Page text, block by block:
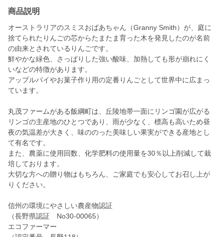
商品説明
オーストラリアのスミスおばあちゃん（Granny Smith）が、庭に
捨てられたりんごの芯からたまたま育った木を発見したのが名前
の由来とされているりんごです。
鮮やかな緑色、さっぱりした強い酸味、加熱しても形が崩れにく
いなどの特徴があります。
アップルパイやお菓子作り用の定番りんごとして世界中に広まっ
ています。
丸茂ファームがある飯綱町は、丘陵地帯一面にリンゴ園が広がる
リンゴの主産地のひとつであり、雨が少なく、標高も高いため昼
夜の気温差が大きく、味ののった美味しい果実ができる産地とし
て有名です。
また、農薬に使用回数、化学肥料の使用量を30％以上削減して栽
培しております。
大切な方への贈り物はもちろん、ご家庭でも安心してお召し上が
りください。
信州の環境にやさしい農産物認証
（長野県認証 No30-00065）
エコファーマー